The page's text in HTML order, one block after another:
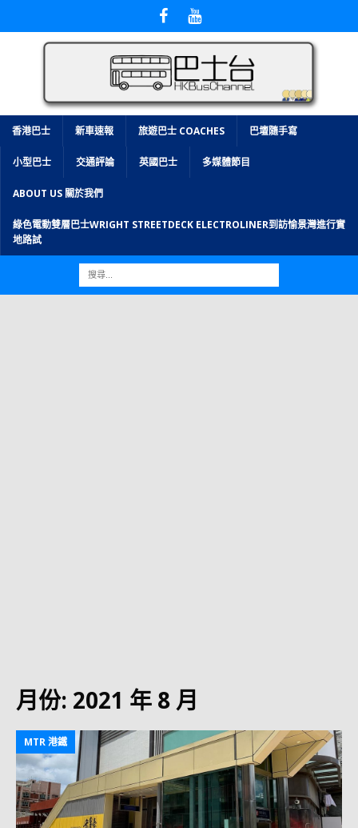
香港巴士 新車速報 旅遊巴士 COACHES 巴壇隨手寫
小型巴士 交通評論 英國巴士 多媒體節目
ABOUT US 關於我們
綠色電動雙層巴士WRIGHT STREETDECK ELECTROLINER到訪愉景灣進行實
地路試
月份: 2021 年 8 月
MTR 港鐵